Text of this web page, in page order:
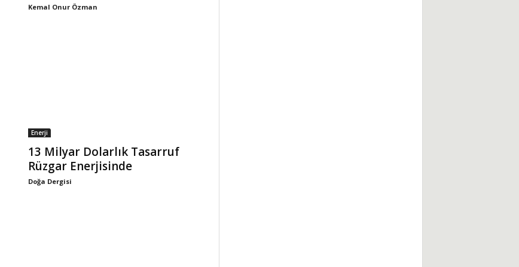
Kemal Onur Özman
Enerji
13 Milyar Dolarlık Tasarruf
Rüzgar Enerjisinde
Doğa Dergisi